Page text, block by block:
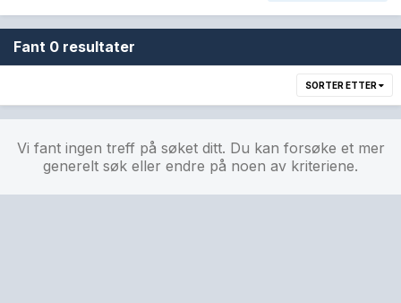
Fant 0 resultater
SORTER ETTER
Vi fant ingen treff på søket ditt. Du kan forsøke et mer
generelt søk eller endre på noen av kriteriene.